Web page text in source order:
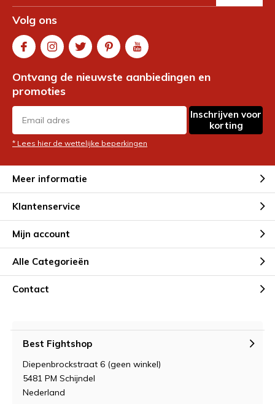
Volg ons
Ontvang de nieuwste aanbiedingen en
promoties
Inschrijven voor
korting
* Lees hier de wettelijke beperkingen
Meer informatie
Klantenservice
Mijn account
Alle Categorieën
Contact
Best Fightshop
Diepenbrockstraat 6 (geen winkel)
5481 PM Schijndel
Nederland